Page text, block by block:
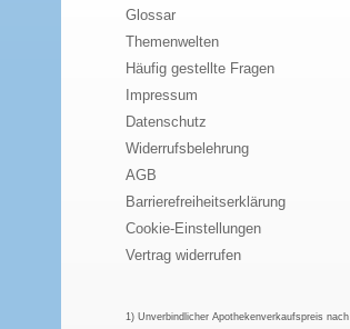
Glossar
Themenwelten
Häufig gestellte Fragen
Impressum
Datenschutz
Widerrufsbelehrung
AGB
Barrierefreiheitserklärung
Cookie-Einstellungen
Vertrag widerrufen
1) Unverbindlicher Apothekenverkaufspreis nach